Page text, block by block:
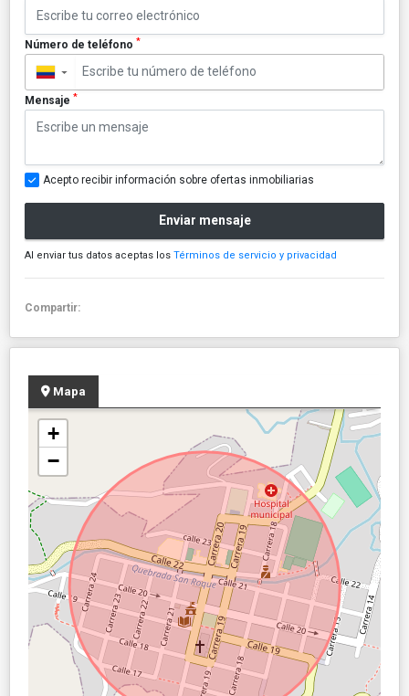
Número de teléfono *
▼
Mensaje *
Acepto recibir información sobre ofertas inmobiliarias
Enviar mensaje
Al enviar tus datos aceptas los Términos de servicio y privacidad
Compartir:
Mapa
+
−